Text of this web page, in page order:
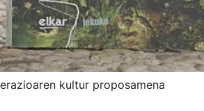
kultur proposamena